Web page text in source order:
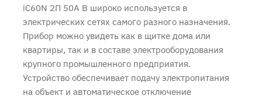
iC60N 2П 50A B широко используется в
электрических сетях самого разного назначения.
Прибор можно увидеть как в щитке дома или
квартиры, так и в составе электрооборудования
крупного промышленного предприятия.
Устройство обеспечивает подачу электропитания
на объект и автоматическое отключение